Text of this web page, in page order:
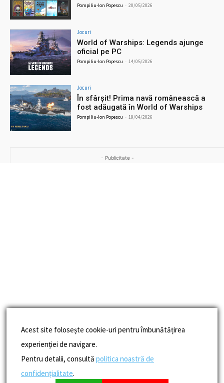
Pompiliu-Ion Popescu - 20/05/2026
Jocuri
World of Warships: Legends ajunge
oficial pe PC
Pompiliu-Ion Popescu - 14/05/2026
Jocuri
În sfârșit! Prima navă românească a
fost adăugată în World of Warships
Pompiliu-Ion Popescu - 19/04/2026
- Publicitate -
Acest site folosește cookie-uri pentru îmbunătățirea
experienției de navigare.
Pentru detalii, consultă politica noastră de
confidențialitate.